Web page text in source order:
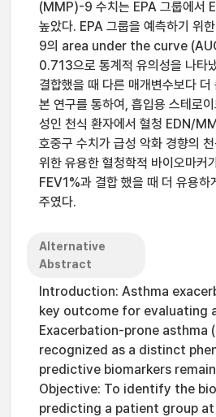
(MMP)-9 수치는 EPA 그룹에서
높았다. EPA 그룹을 예측하기 위
9의 area under the curve
0.713으로 통계적 유의성을 나타
결합했을 때 다른 매개변수보다
본 연구를 통하여, 흡입용 스테로
성인 천식 환자에서 혈청 EDN/
호중구 수치가 급성 악화 경향의 천
위한 유용한 혈청학적 바이오마커
FEV1%과 결합 했을 때 더 유용하
주였다.
Alternative
Abstract
Introduction: Asthma
key outcome for evaluating
Exacerbation-prone asthma
recognized as a distinct
predictive biomarkers
Objective: To identify the
predicting a patient group